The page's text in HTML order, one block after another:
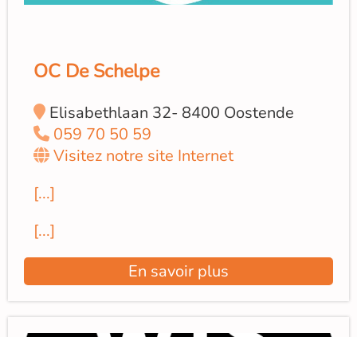
OC De Schelpe
Elisabethlaan 32- 8400 Oostende
059 70 50 59
Visitez notre site Internet
[...]
[...]
En savoir plus